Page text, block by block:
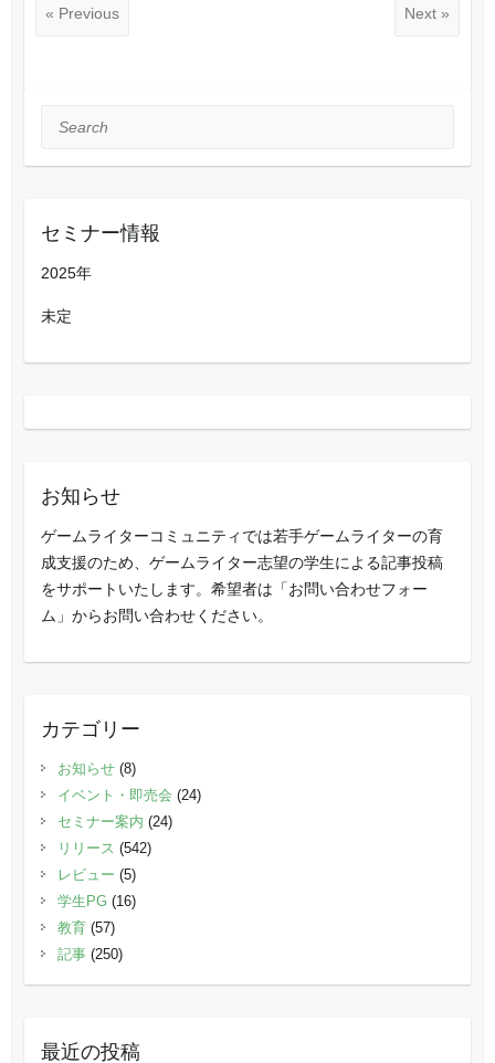
« Previous Next »
Search
セミナー情報
2025年
未定
お知らせ
ゲームライターコミュニティでは若手ゲームライターの育
成支援のため、ゲームライター志望の学生による記事投稿
をサポートいたします。希望者は「お問い合わせフォー
ム」からお問い合わせください。
カテゴリー
お知らせ(8)
イベント・即売会 (24)
セミナー案内 (24)
リリース (542)
レビュー (5)
学生PG(16)
教育(57)
記事(250)
最近の投稿